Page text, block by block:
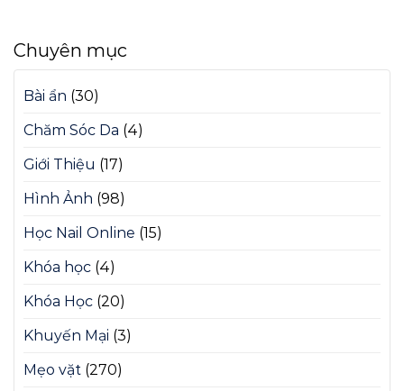
Chuyên mục
Bài ẩn (30)
Chăm Sóc Da (4)
Giới Thiệu (17)
Hình Ảnh (98)
Học Nail Online (15)
Khóa học (4)
Khóa Học (20)
Khuyến Mại (3)
Mẹo vặt (270)